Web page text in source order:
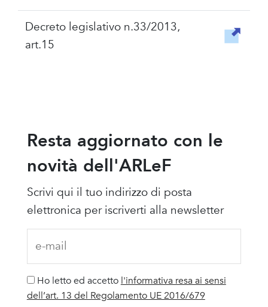
Decreto legislativo n.33/2013,
art.15
Resta aggiornato con le
novità dell'ARLeF
Scrivi qui il tuo indirizzo di posta
elettronica per iscriverti alla newsletter
Ho letto ed accetto l'informativa resa ai sensi
dell’art. 13 del Regolamento UE 2016/679